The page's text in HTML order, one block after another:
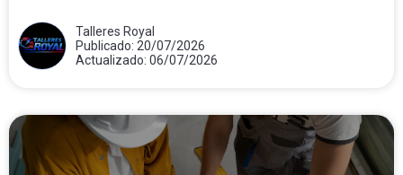
Talleres Royal
Publicado: 20/07/2026
Actualizado: 06/07/2026